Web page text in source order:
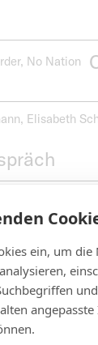
ein, um
No Nation
Elisabeth